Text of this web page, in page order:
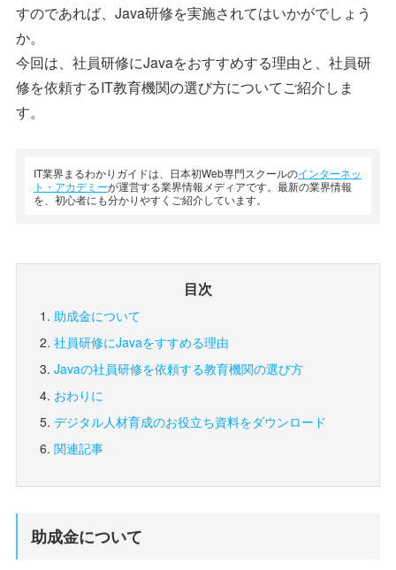
すのであれば、Java研修を実施されてはいかがでしょう
か。
今回は、社員研修にJavaをおすすめする理由と、社員研
修を依頼するIT教育機関の選び方についてご紹介しま
す。
IT業界まるわかりガイドは、日本初Web専門スクールのインターネッ
ト・アカデミーが運営する業界情報メディアです。最新の業界情報
を、初心者にも分かりやすくご紹介しています。
目次
助成金について
社員研修にJavaをすすめる理由
Javaの社員研修を依頼する教育機関の選び方
おわりに
デジタル人材育成のお役立ち資料をダウンロード
関連記事
助成金について